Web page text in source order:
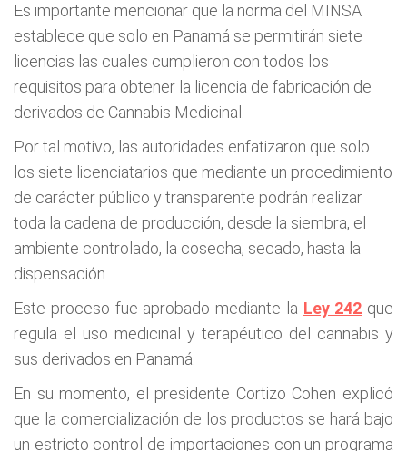
Es importante mencionar que la norma del MINSA
establece que solo en Panamá se permitirán siete
licencias las cuales cumplieron con todos los
requisitos para obtener la licencia de fabricación de
derivados de Cannabis Medicinal.
Por tal motivo, las autoridades enfatizaron que solo
los siete licenciatarios que mediante un procedimiento
de carácter público y transparente podrán realizar
toda la cadena de producción, desde la siembra, el
ambiente controlado, la cosecha, secado, hasta la
dispensación.
Este proceso fue aprobado mediante la Ley 242 que
regula el uso medicinal y terapéutico del cannabis y
sus derivados en Panamá.
En su momento, el presidente Cortizo Cohen explicó
que la comercialización de los productos se hará bajo
un estricto control de importaciones con un programa